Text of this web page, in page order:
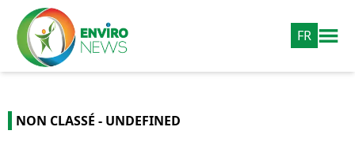
FR
NON CLASSÉ - UNDEFINED